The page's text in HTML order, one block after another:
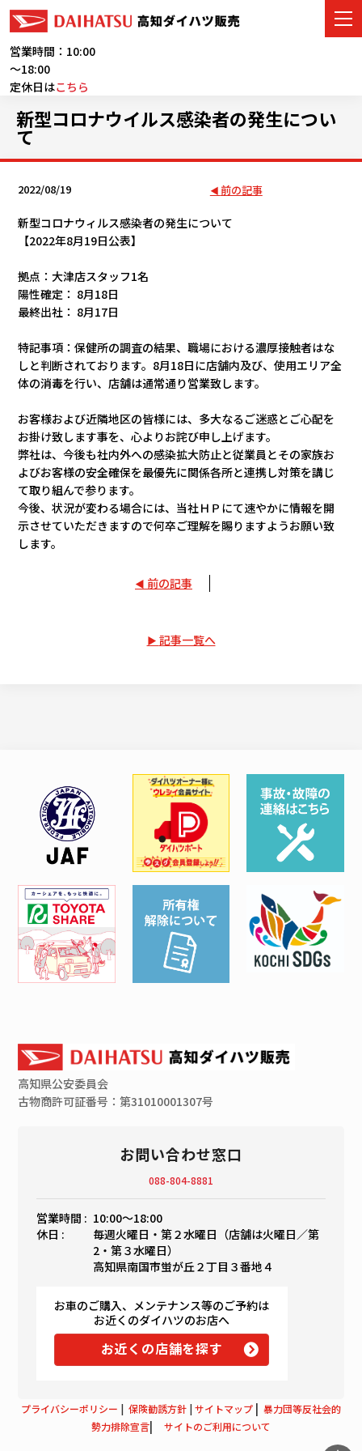
営業時間：10:00
～18:00
定休日はこちら
車をさがす
店舗情報
ご購入者サポート
会社情報
採用情報
カタ
お問
新型コロナウイルス感染者の発生につい
て
2022/08/19 前の記事
新型コロナウィルス感染者の発生について
【2022年8月19日公表】
拠点：大津店スタッフ1名
陽性確定： 8月18日
最終出社： 8月17日
特記事項：保健所の調査の結果、職場における濃厚接触者はな
しと判断されております。8月18日に店舗内及び、使用エリア全
体の消毒を行い、店舗は通常通り営業致します。
お客様および近隣地区の皆様には、多大なるご迷惑とご心配を
お掛け致します事を、心よりお詫び申し上げます。
弊社は、今後も社内外への感染拡大防止と従業員とその家族お
よびお客様の安全確保を最優先に関係各所と連携し対策を講じ
て取り組んで参ります。
今後、状況が変わる場合には、当社ＨＰにて速やかに情報を開
示させていただきますので何卒ご理解を賜りますようお願い致
します。
前の記事
記事一覧へ
高知県公安委員会
古物商許可証番号：第31010001307号
お問い合わせ窓口
088-804-8881
営業時間 : 10:00〜18:00
休日 :
毎週火曜日・第２水曜日（店舗は火曜日／第
2・第３水曜日）
高知県南国市蛍が丘２丁目３番地４
お車のご購入、メンテナンス等のご予約は
お近くのダイハツのお店へ
お近くの店舗を探す
プライバシーポリシー | 保険勧誘方針 |サイトマップ | 暴力団等反社会的
勢力排除宣言| サイトのご利用について